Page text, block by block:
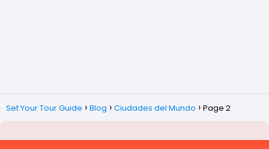
Set Your Tour Guide Blog Ciudades del Mundo Page 2